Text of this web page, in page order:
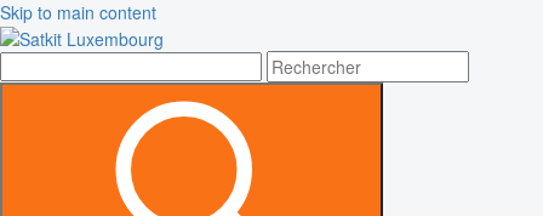
Skip to main content